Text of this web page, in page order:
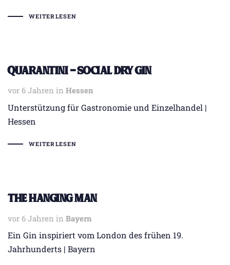
WEITERLESEN
Quarantini – Social Dry Gin
vor 6 Jahren in
Tags Hessen
Unterstützung für Gastronomie und Einzelhandel |
Hessen
WEITERLESEN
The Hanging Man
vor 6 Jahren in
Tags Bayern
Ein Gin inspiriert vom London des frühen 19.
Jahrhunderts | Bayern